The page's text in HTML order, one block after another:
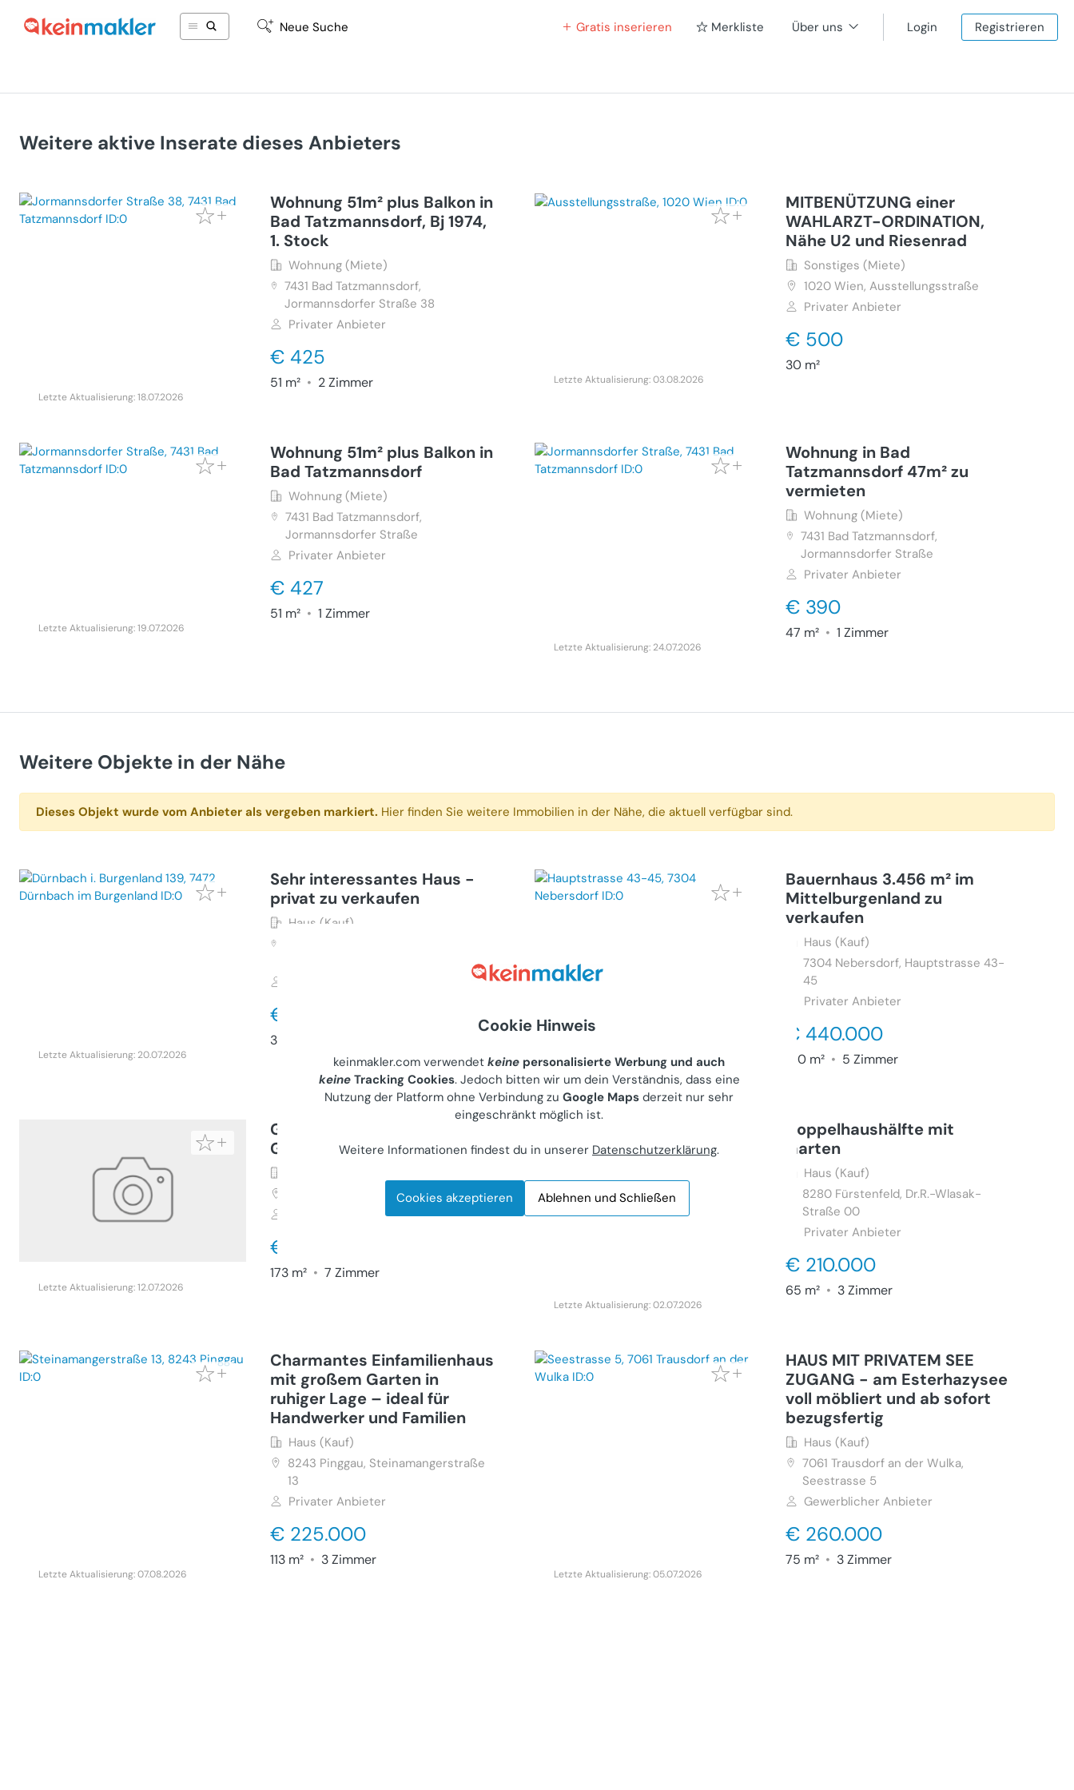
Neue Suche Gratis inserieren Merkliste Über uns Login Registrieren
Weitere aktive Inserate dieses Anbieters
Wohnung 51m² plus Balkon in
Bad Tatzmannsdorf, Bj 1974,
1. Stock
Wohnung (Miete)
7431 Bad Tatzmannsdorf,
Jormannsdorfer Straße 38
Privater Anbieter
€ 425
51 m² • 2 Zimmer
Letzte Aktualisierung: 18.07.2026
MITBENÜTZUNG einer
WAHLARZT-ORDINATION,
Nähe U2 und Riesenrad
Sonstiges (Miete)
1020 Wien, Ausstellungsstraße
Privater Anbieter
€ 500
30 m²
Letzte Aktualisierung: 03.08.2026
Wohnung 51m² plus Balkon in
Bad Tatzmannsdorf
Wohnung (Miete)
7431 Bad Tatzmannsdorf,
Jormannsdorfer Straße
Privater Anbieter
€ 427
51 m² • 1 Zimmer
Letzte Aktualisierung: 19.07.2026
Wohnung in Bad
Tatzmannsdorf 47m² zu
vermieten
Wohnung (Miete)
7431 Bad Tatzmannsdorf,
Jormannsdorfer Straße
Privater Anbieter
€ 390
47 m² • 1 Zimmer
Letzte Aktualisierung: 24.07.2026
Weitere Objekte in der Nähe
Dieses Objekt wurde vom Anbieter als vergeben markiert. Hier finden Sie weitere Immobilien in der Nähe, die aktuell verfügbar sind.
Sehr interessantes Haus -
privat zu verkaufen
Haus (Kauf)
€ 345
394 m²
Letzte Aktualisierung: 20.07.2026
Bauernhaus 3.456 m² im
Mittelburgenland zu
verkaufen
Haus (Kauf)
7304 Nebersdorf, Hauptstrasse 43-
45
Privater Anbieter
€ 440.000
160 m² • 5 Zimmer
Letzte Aktualisierung: 20.07.2026
Großes Haus in einer ruhigen
Gegend
Privater Anbieter
€ 440.000
173 m² • 7 Zimmer
Letzte Aktualisierung: 12.07.2026
Doppelhaushälfte mit
Garten
Haus (Kauf)
8280 Fürstenfeld, Dr.R.-Wlasak-
Straße 00
Privater Anbieter
€ 210.000
65 m² • 3 Zimmer
Letzte Aktualisierung: 02.07.2026
Charmantes Einfamilienhaus
mit großem Garten in
ruhiger Lage – ideal für
Handwerker und Familien
Haus (Kauf)
8243 Pinggau, Steinamangerstraße
13
Privater Anbieter
€ 225.000
113 m² • 3 Zimmer
Letzte Aktualisierung: 07.08.2026
HAUS MIT PRIVATEM SEE
ZUGANG - am Esterhazysee
voll möbliert und ab sofort
bezugsfertig
Haus (Kauf)
7061 Trausdorf an der Wulka,
Seestrasse 5
Gewerblicher Anbieter
€ 260.000
75 m² • 3 Zimmer
Letzte Aktualisierung: 05.07.2026
Cookie Hinweis
keinmakler.com verwendet keine personalisierte Werbung und auch
keineTracking Cookies. Jedoch bitten wir um dein Verständnis, dass eine
Nutzung der Platform ohne Verbindung zu Google Maps derzeit nur sehr
eingeschränkt möglich ist.
Weitere Informationen findest du in unserer Datenschutzerklärung.
Cookies akzeptieren Ablehnen und Schließen